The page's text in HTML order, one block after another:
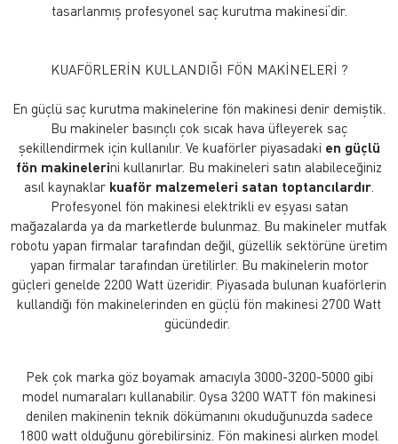
tasarlanmış profesyonel saç kurutma makinesi‘dir.
KUAFÖRLERİN KULLANDIĞI FÖN MAKİNELERİ ?
En güçlü saç kurutma makinelerine fön makinesi denir demiştik.
Bu makineler basınçlı çok sıcak hava üfleyerek saç
şekillendirmek için kullanılır. Ve kuaförler piyasadaki en güçlü
fön makinelerini kullanırlar. Bu makineleri satın alabileceğiniz
asıl kaynaklar kuaför malzemeleri satan toptancılardır
Profesyonel fön makinesi elektrikli ev eşyası satan
mağazalarda ya da marketlerde bulunmaz. Bu makineler mutfak
robotu yapan firmalar tarafından değil, güzellik sektörüne üretim
yapan firmalar tarafından üretilirler. Bu makinelerin motor
güçleri genelde 2200 Watt üzeridir. Piyasada bulunan kuaförlerin
kullandığı fön makinelerinden en güçlü fön makinesi 2700 Watt
gücündedir.
Pek çok marka göz boyamak amacıyla 3000-3200-5000 gibi
model numaraları kullanabilir. Oysa 3200 WATT fön makinesi
denilen makinenin teknik dökümanını okuduğunuzda sadece
1800 watt olduğunu görebilirsiniz. Fön makinesi alırken model